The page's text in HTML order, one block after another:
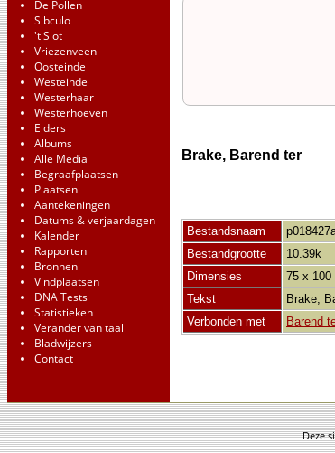
De Pollen
Sibculo
't Slot
Vriezenveen
Oosteinde
Westeinde
Westerhaar
Westerhoeven
Elders
Albums
Alle Media
Begraafplaatsen
Plaatsen
Aantekeningen
Datums & verjaardagen
Kalender
Rapporten
Bronnen
Vindplaatsen
DNA Tests
Statistieken
Verander van taal
Bladwijzers
Contact
Brake, Barend ter
Bestandsnaam
Bestandgrootte
10.39k
Dimensies
75 x 100
Tekst
Brake,
Verbonden met
Barend
Deze